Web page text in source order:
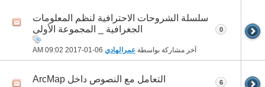
سلسلة الشروحات الاحترافية لنظم المعلومات
الجغرافية _ المجموعة الأولى
آخر مشاركة بواسطة عمرالهادي 09:02 AM
0
التعامل مع النصوص داخل ArcMap 6